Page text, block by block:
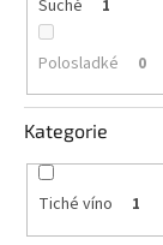
Delikatesy
vínu
Vývrtky
BiB
větší
objem
Suché 1
Polosladké 0
Kategorie
Tiché víno 1